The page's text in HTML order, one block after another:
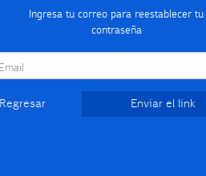
Ingresa tu correo para reestablecer tu
contraseña
Regresar Enviar el link